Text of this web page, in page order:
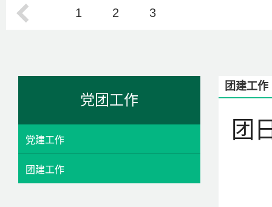
1 2 3
党团工作
党建工作
团建工作
团建工作
团